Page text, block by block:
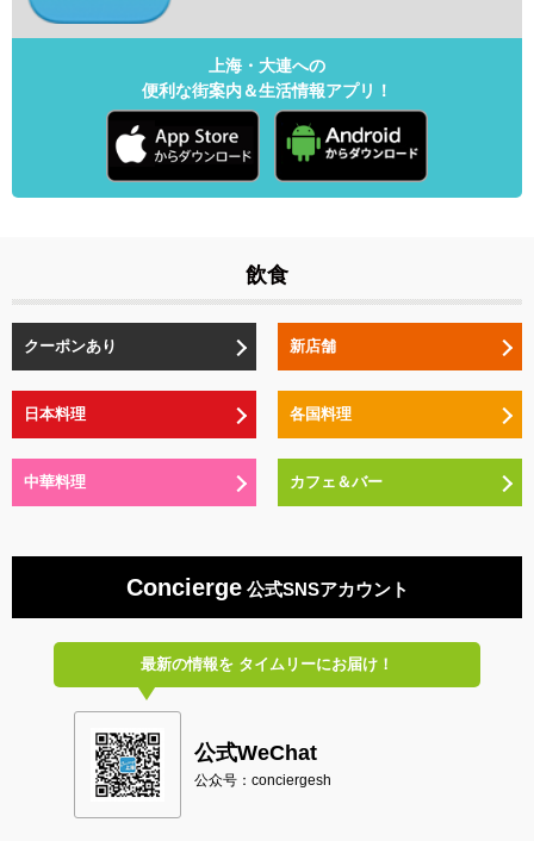
上海・大連への
便利な街案内＆生活情報アプリ！
飲食
クーポンあり 新店舗
日本料理 各国料理
中華料理 カフェ＆バー
Concierge公式SNSアカウント
最新の情報をタイムリーにお届け！
公式WeChat
公众号：conciergesh